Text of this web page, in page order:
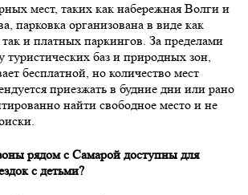
мест, таких как набережная Волги и
парковка организована в виде как
и платных паркингов. За пределами
туристических баз и природных зон,
бесплатной, но количество мест
приезжать в будние дни или рано
найти свободное место и не
рядом с Самарой доступны для
с детьми?